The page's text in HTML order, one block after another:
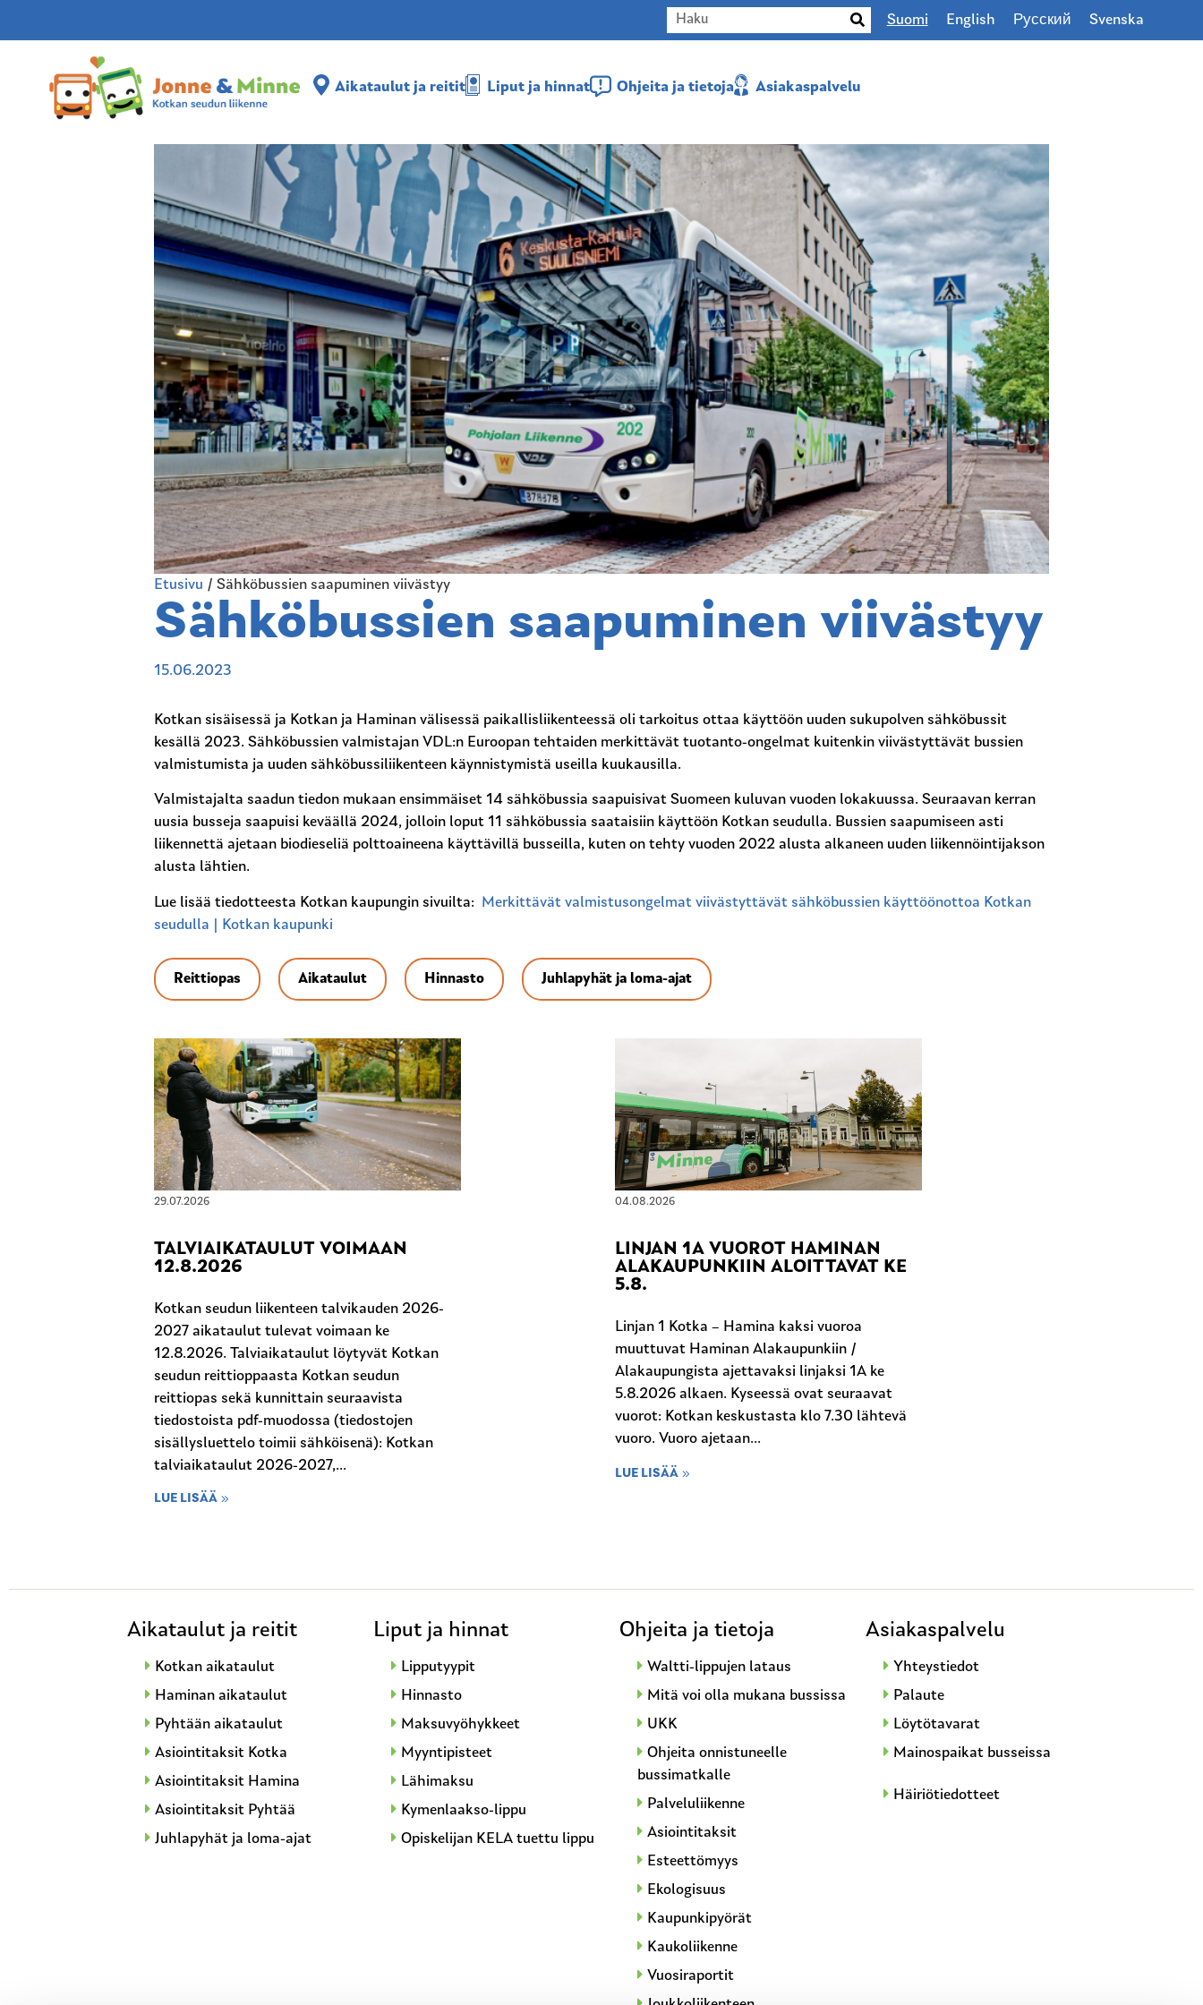
Suomi English Русский Svenska
Aikataulut ja reitit Liput ja hinnat Ohjeita ja tietoja Asiakaspalvelu
Etusivu / Sähköbussien saapuminen viivästyy
Sähköbussien saapuminen viivästyy
15.06.2023
Kotkan sisäisessä ja Kotkan ja Haminan välisessä paikallisliikenteessä oli tarkoitus ottaa käyttöön uuden sukupolven sähköbussit
kesällä 2023. Sähköbussien valmistajan VDL:n Euroopan tehtaiden merkittävät tuotanto-ongelmat kuitenkin viivästyttävät bussien
valmistumista ja uuden sähköbussiliikenteen käynnistymistä useilla kuukausilla.
Valmistajalta saadun tiedon mukaan ensimmäiset 14 sähköbussia saapuisivat Suomeen kuluvan vuoden lokakuussa. Seuraavan kerran
uusia busseja saapuisi keväällä 2024, jolloin loput 11 sähköbussia saataisiin käyttöön Kotkan seudulla. Bussien saapumiseen asti
liikennettä ajetaan biodieseliä polttoaineena käyttävillä busseilla, kuten on tehty vuoden 2022 alusta alkaneen uuden liikennöintijakson
alusta lähtien.
Lue lisää tiedotteesta Kotkan kaupungin sivuilta: Merkittävät valmistusongelmat viivästyttävät sähköbussien käyttöönottoa Kotkan
seudulla | Kotkan kaupunki
Reittiopas Aikataulut Hinnasto Juhlapyhät ja loma-ajat
29.07.2026
TALVIAIKATAULUT VOIMAAN
12.8.2026
Kotkan seudun liikenteen talvikauden 2026-
2027 aikataulut tulevat voimaan ke
12.8.2026. Talviaikataulut löytyvät Kotkan
seudun reittioppaasta Kotkan seudun
reittiopas sekä kunnittain seuraavista
tiedostoista pdf-muodossa (tiedostojen
sisällysluettelo toimii sähköisenä): Kotkan
talviaikataulut 2026-2027,...
LUE LISÄÄ
04.08.2026
LINJAN 1A VUOROT HAMINAN
ALAKAUPUNKIIN ALOITTAVAT KE
5.8.
Linjan 1 Kotka – Hamina kaksi vuoroa
muuttuvat Haminan Alakaupunkiin /
Alakaupungista ajettavaksi linjaksi 1A ke
5.8.2026 alkaen. Kyseessä ovat seuraavat
vuorot: Kotkan keskustasta klo 7.30 lähtevä
vuoro. Vuoro ajetaan...
LUE LISÄÄ
Aikataulut ja reitit
Kotkan aikataulut
Haminan aikataulut
Pyhtään aikataulut
Asiointitaksit Kotka
Asiointitaksit Hamina
Asiointitaksit Pyhtää
Juhlapyhät ja loma-ajat
Liput ja hinnat
Lipputyypit
Hinnasto
Maksuvyöhykkeet
Myyntipisteet
Lähimaksu
Kymenlaakso-lippu
Opiskelijan KELA tuettu lippu
Ohjeita ja tietoja
Waltti-lippujen lataus
Mitä voi olla mukana bussissa
UKK
Ohjeita onnistuneelle
bussimatkalle
Palveluliikenne
Asiointitaksit
Esteettömyys
Ekologisuus
Kaupunkipyörät
Kaukoliikenne
Vuosiraportit
Asiakaspalvelu
Yhteystiedot
Palaute
Löytötavarat
Häiriötiedotteet
Mainospaikat busseissa